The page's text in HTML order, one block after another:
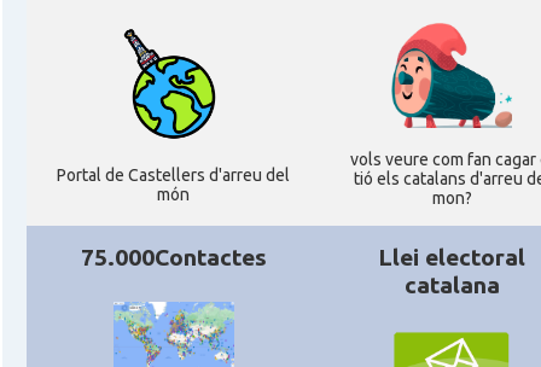
CAMON Catalans a VIRGINIA
CAMON Catalans a WASHINGTON DC
Catalans a WISCONSIN
CAMON Catalans a WYOMING
Casal
American Institute for Catalan Studies
Portal de Castellers d'arreu del
món
vols veure com fan cagar
tió els catalans d'arreu
mon?
75.000Contactes
Llei electoral
catalana